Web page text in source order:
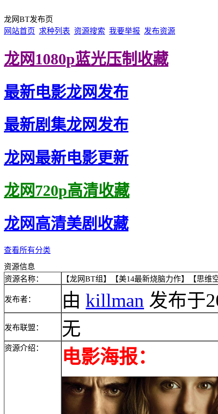
龙网BT发布页
网站首页 求种列表 资源搜索 我要举报 发布资源
龙网1080p蓝光压制收藏
最新电影龙网发布
最新剧集龙网发布
龙网最新电影更新
龙网720p高清收藏
龙网高清美剧收藏
查看所有分类
资源信息
资源名称：
【龙网BT组】【美14最新烧脑力作】【思维
发布者： 由 killman 发布于
发布联盟： 无
资源介绍： 电影海报：